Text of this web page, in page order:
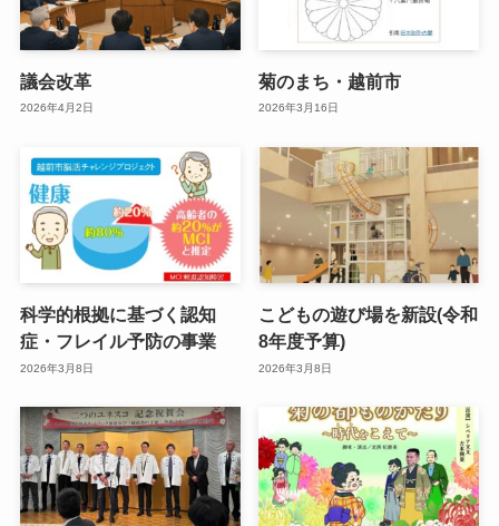
議会改革
2026年4月2日
菊のまち・越前市
2026年3月16日
科学的根拠に基づく認知
症・フレイル予防の事業
2026年3月8日
こどもの遊び場を新設(令和
8年度予算)
2026年3月8日